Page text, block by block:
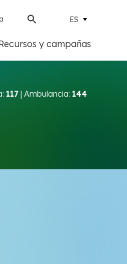
ES
y campañas
117 | Ambulancia: 144